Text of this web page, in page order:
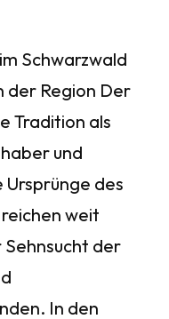
Schwarzwald
der Region Der
Tradition als
und
des
weit
Sehnsucht der
In den